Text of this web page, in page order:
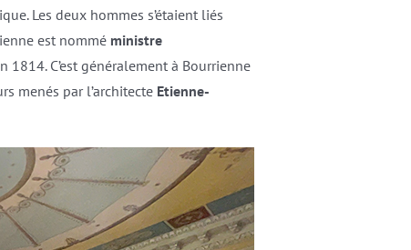
Les deux hommes s’étaient liés
est nommé ministre
C’est généralement à Bourrienne
menés par l’architecte Etienne-